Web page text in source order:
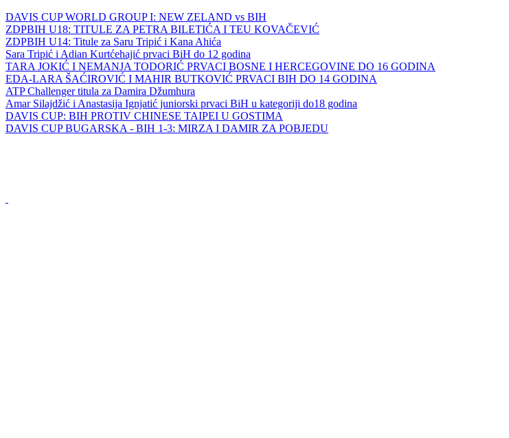
DAVIS CUP WORLD GROUP I: NEW ZELAND vs BIH
ZDPBIH U18: TITULE ZA PETRA BILETIĆA I TEU KOVAČEVIĆ
ZDPBIH U14: Titule za Saru Tripić i Kana Ahića
Sara Tripić i Adian Kurtćehajić prvaci BiH do 12 godina
TARA JOKIĆ I NEMANJA TODORIĆ PRVACI BOSNE I HERCEGOVINE DO 16 GODINA
EDA-LARA ŠAĆIROVIĆ I MAHIR BUTKOVIĆ PRVACI BIH DO 14 GODINA
ATP Challenger titula za Damira Džumhura
Amar Silajdžić i Anastasija Ignjatić juniorski prvaci BiH u kategoriji do18 godina
DAVIS CUP: BIH PROTIV CHINESE TAIPEI U GOSTIMA
DAVIS CUP BUGARSKA - BIH 1-3: MIRZA I DAMIR ZA POBJEDU